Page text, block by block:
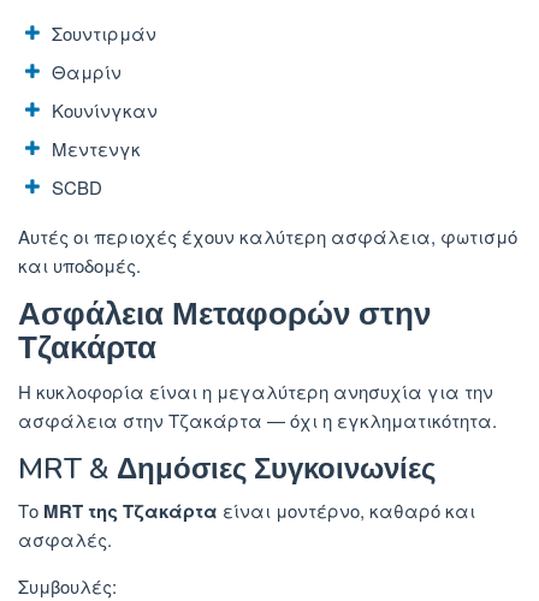
Σουντιρμάν
Θαμρίν
Κουνίνγκαν
Μεντενγκ
SCBD
Αυτές οι περιοχές έχουν καλύτερη ασφάλεια, φωτισμό
και υποδομές.
Ασφάλεια Μεταφορών στην
Τζακάρτα
Η κυκλοφορία είναι η μεγαλύτερη ανησυχία για την
ασφάλεια στην Τζακάρτα — όχι η εγκληματικότητα.
MRT & Δημόσιες Συγκοινωνίες
Το MRT της Τζακάρτα είναι μοντέρνο, καθαρό και
ασφαλές.
Συμβουλές: